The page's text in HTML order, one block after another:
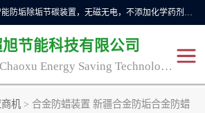
自主研发生产的CPMR全智能防垢除垢节碳装置，无磁无电，不添加化学药剂，*了国内纯物理除垢技术领域空白，其性能处于国际领先水平。广泛应用于石油炼化、钢铁冶炼、电力、煤矿、化工、供暖、压铸、汽车制造、涉水家电等行业。
节能科技有限公司
Nanjing Chaoxu Energy Saving Technology Co., Ltd
机 > 合金防蜡装置 新疆合金防垢合金防蜡